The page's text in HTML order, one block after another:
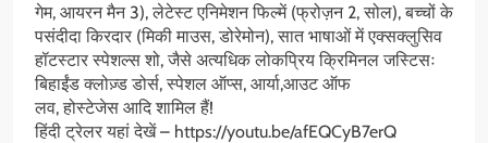
गेम, आयरन मैन 3), लेटेस्ट एनिमेशन फिल्में (फ्रोज़न 2, सोल), बच्चों के
पसंदीदा किरदार (मिकी माउस, डोरेमोन), सात भाषाओं में एक्सक्लुसिव
हॉटस्टार स्पेशल्स शो, जैसे अत्यधिक लोकप्रिय क्रिमिनल जस्टिसः
बिहाईंड क्लोज़्ड डोर्स, स्पेशल ऑप्स, आर्या,आउट ऑफ
लव, होस्टेजेस आदि शामिल हैं!
हिंदी ट्रेलर यहां देखें – https://youtu.be/afEQCyB7erQ